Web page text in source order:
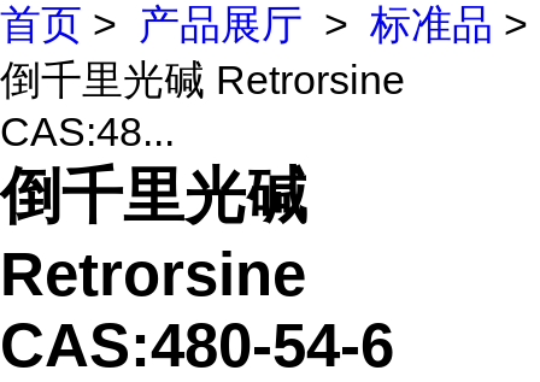
首页 > 产品展厅 > 标准品 >
倒千里光碱 Retrorsine
CAS:48...
倒千里光碱
Retrorsine
CAS:480-54-6